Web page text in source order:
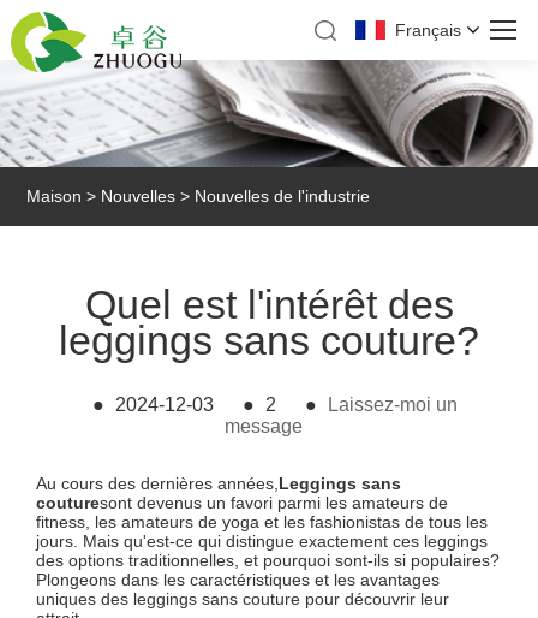
Français
Maison > Nouvelles > Nouvelles de l'industrie
Quel est l'intérêt des
leggings sans couture?
● 2024-12-03 ● 2 ●
Laissez-moi un
message
Au cours des dernières années, Leggings sans
couturesont devenus un favori parmi les amateurs de
fitness, les amateurs de yoga et les fashionistas de tous les
jours. Mais qu'est-ce qui distingue exactement ces leggings
des options traditionnelles, et pourquoi sont-ils si populaires?
Plongeons dans les caractéristiques et les avantages
uniques des leggings sans couture pour découvrir leur